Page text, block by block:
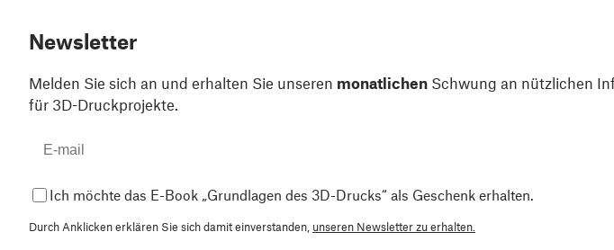
Newsletter
Melden Sie sich an und erhalten Sie unseren monatlichen Schwung an nützlichen
für 3D-Druckprojekte.
Ich möchte das E-Book „Grundlagen des 3D-Drucks“ als Geschenk erhalten.
Durch Anklicken erklären Sie sich damit einverstanden, unseren Newsletter zu erhalten.